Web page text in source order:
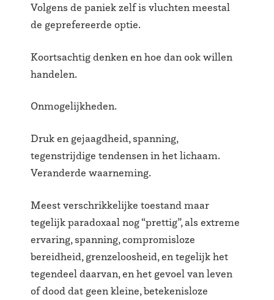
Volgens de paniek zelf is vluchten meestal
de geprefereerde optie.
Koortsachtig denken en hoe dan ook willen
handelen.
Onmogelijkheden.
Druk en gejaagdheid, spanning,
tegenstrijdige tendensen in het lichaam.
Veranderde waarneming.
Meest verschrikkelijke toestand maar
tegelijk paradoxaal nog “prettig”, als extreme
ervaring, spanning, compromisloze
bereidheid, grenzeloosheid, en tegelijk het
tegendeel daarvan, en het gevoel van leven
of dood dat geen kleine, betekenisloze